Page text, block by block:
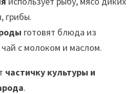
грибы.
готовят блюда из
с молоком и маслом.
частичку культуры и
.